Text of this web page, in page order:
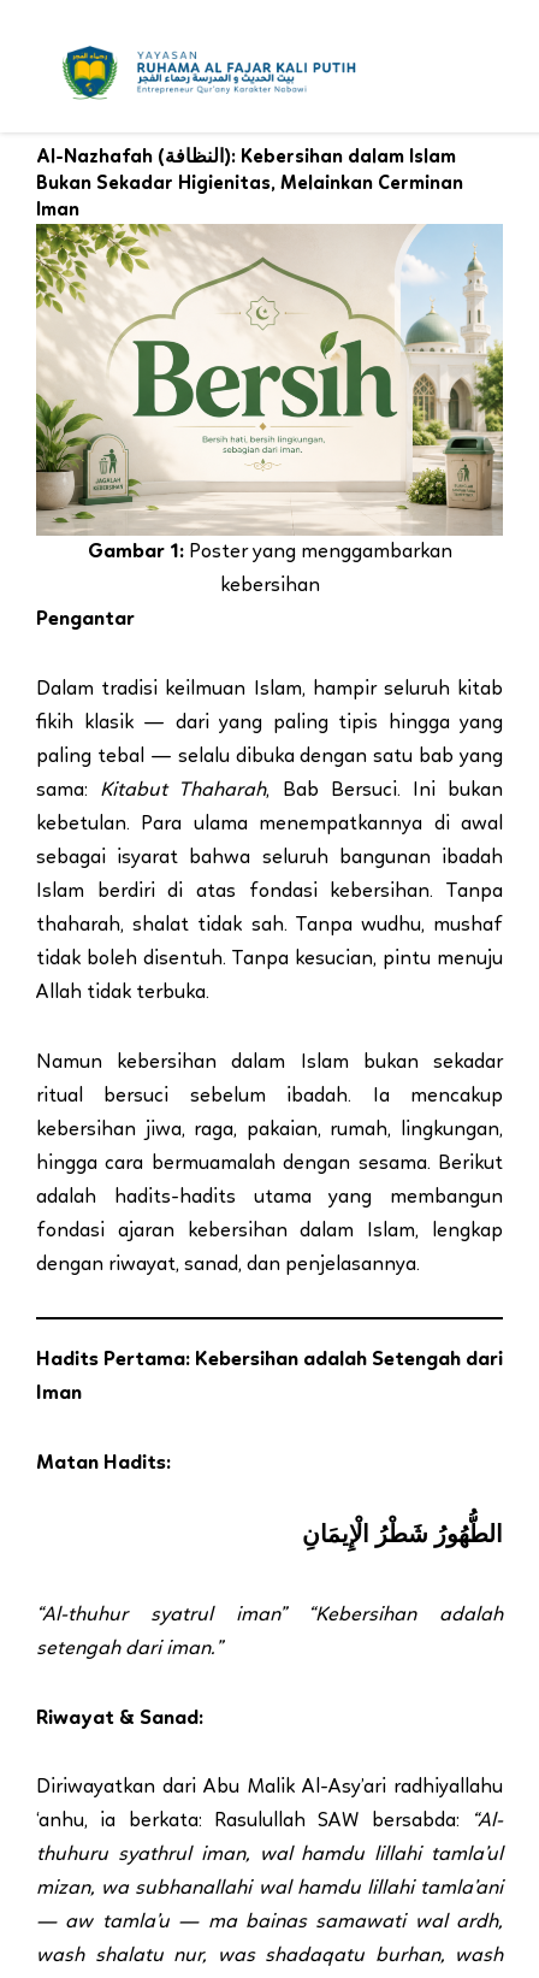
Al-Nazhafah (النظافة): Kebersihan dalam Islam
Bukan Sekadar Higienitas, Melainkan Cerminan
Iman
Gambar 1:Poster yang menggambarkan
kebersihan
Pengantar
Dalam tradisi keilmuan Islam, hampir seluruh kitab
fikih klasik — dari yang paling tipis hingga yang
paling tebal — selalu dibuka dengan satu bab yang
sama: Kitabut Thaharah, Bab Bersuci. Ini bukan
kebetulan. Para ulama menempatkannya di awal
sebagai isyarat bahwa seluruh bangunan ibadah
Islam berdiri di atas fondasi kebersihan. Tanpa
thaharah, shalat tidak sah. Tanpa wudhu, mushaf
tidak boleh disentuh. Tanpa kesucian, pintu menuju
Allah tidak terbuka.
Namun kebersihan dalam Islam bukan sekadar
ritual bersuci sebelum ibadah. Ia mencakup
kebersihan jiwa, raga, pakaian, rumah, lingkungan,
hingga cara bermuamalah dengan sesama. Berikut
adalah hadits-hadits utama yang membangun
fondasi ajaran kebersihan dalam Islam, lengkap
dengan riwayat, sanad, dan penjelasannya.
Hadits Pertama: Kebersihan adalah Setengah dari
Iman
Matan Hadits:
الطُّهُورُ شَطْرُ الْإِيمَانِ
“Al-thuhur syatrul iman”
“Kebersihan adalah
setengah dari iman.”
Riwayat & Sanad:
Diriwayatkan dari Abu Malik Al-Asy’ari radhiyallahu
‘anhu, ia berkata: Rasulullah SAW bersabda:
“Al-
thuhuru syathrul iman, wal hamdu lillahi tamla’ul
mizan, wa subhanallahi wal hamdu lillahi tamla’ani
— aw tamla’u — ma bainas samawati wal ardh,
wash shalatu nur, was shadaqatu burhan, wash